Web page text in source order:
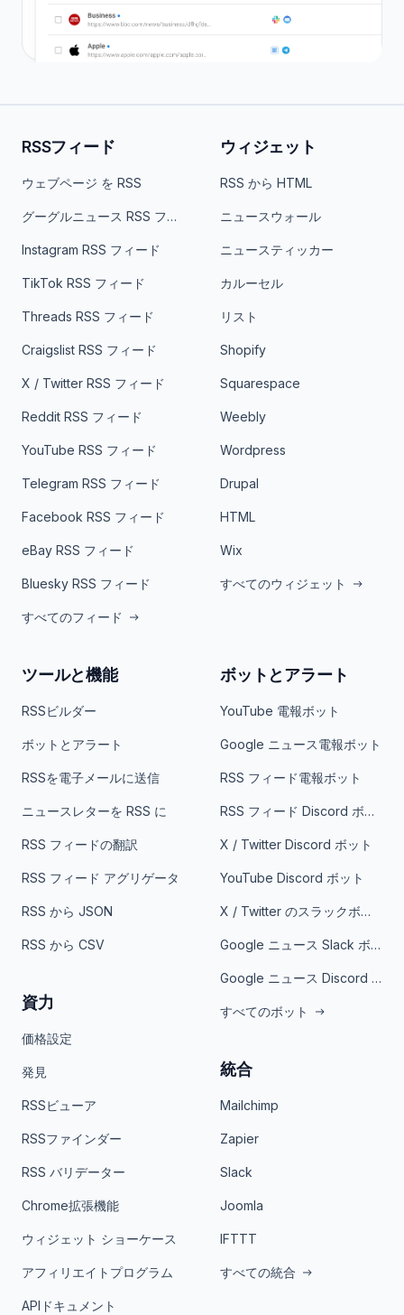
RSSフィード
ウェブページ を RSS
グーグルニュース RSS フィード
Instagram RSS フィード
TikTok RSS フィード
Threads RSS フィード
Craigslist RSS フィード
X / Twitter RSS フィード
Reddit RSS フィード
YouTube RSS フィード
Telegram RSS フィード
Facebook RSS フィード
eBay RSS フィード
Bluesky RSS フィード
すべてのフィード
ウィジェット
RSS から HTML
ニュースウォール
ニュースティッカー
カルーセル
リスト
Shopify
Squarespace
Weebly
Wordpress
Drupal
HTML
Wix
すべてのウィジェット
ツールと機能
RSSビルダー
ボットとアラート
RSSを電子メールに送信
ニュースレターを RSS に
RSS フィードの翻訳
RSS フィード アグリゲータ
RSS から JSON
RSS から CSV
資力
価格設定
発見
RSSビューア
RSSファインダー
RSS バリデーター
Chrome拡張機能
ウィジェット ショーケース
アフィリエイトプログラム
APIドキュメント
ボットとアラート
YouTube 電報ボット
Google ニュース電報ボット
RSS フィード電報ボット
RSS フィード Discord ボット
X / Twitter Discord ボット
YouTube Discord ボット
X / Twitter のスラックボット
Google ニュース Slack ボット
Google ニュース Discord ボット
すべてのボット
統合
Mailchimp
Zapier
Slack
Joomla
IFTTT
すべての統合